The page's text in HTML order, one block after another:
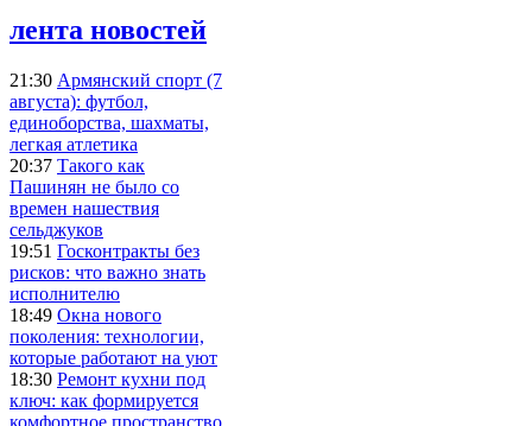
лента новостей
21:30 Армянский спорт (7
августа): футбол,
единоборства, шахматы,
легкая атлетика
20:37 Такого как
Пашинян не было со
времен нашествия
сельджуков
19:51 Госконтракты без
рисков: что важно знать
исполнителю
18:49 Окна нового
поколения: технологии,
которые работают на уют
18:30 Ремонт кухни под
ключ: как формируется
комфортное пространство